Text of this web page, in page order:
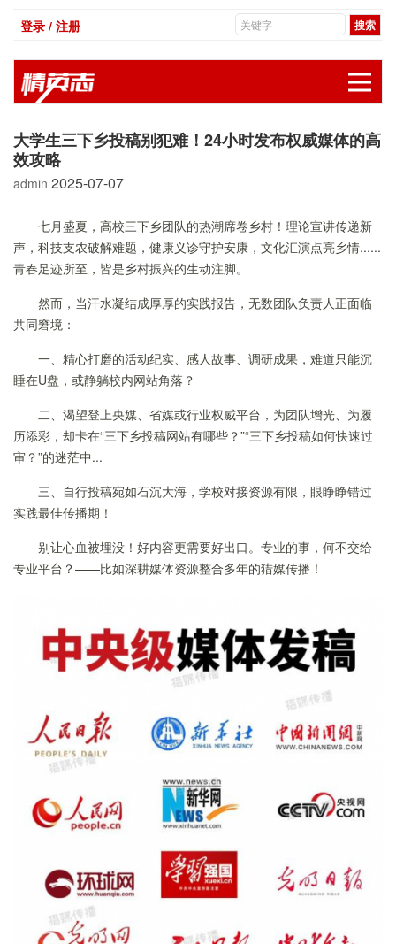
登录 / 注册
大学生三下乡投稿别犯难！24小时发布权威媒体的高
效攻略
admin 2025-07-07
七月盛夏，高校三下乡团队的热潮席卷乡村！理论宣讲传递新
声，科技支农破解难题，健康义诊守护安康，文化汇演点亮乡情......
青春足迹所至，皆是乡村振兴的生动注脚。
然而，当汗水凝结成厚厚的实践报告，无数团队负责人正面临
共同窘境：
一、精心打磨的活动纪实、感人故事、调研成果，难道只能沉
睡在U盘，或静躺校内网站角落？
二、渴望登上央媒、省媒或行业权威平台，为团队增光、为履
历添彩，却卡在“三下乡投稿网站有哪些？”“三下乡投稿如何快速过
审？”的迷茫中...
三、自行投稿宛如石沉大海，学校对接资源有限，眼睁睁错过
实践最佳传播期！
别让心血被埋没！好内容更需要好出口。专业的事，何不交给
专业平台？——比如深耕媒体资源整合多年的猎媒传播！